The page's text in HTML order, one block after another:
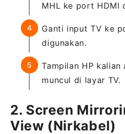
MHL ke port HDMI
Ganti input TV ke
digunakan.
Tampilan HP
muncul di layar TV.
2. Screen
View (Nirkabel)